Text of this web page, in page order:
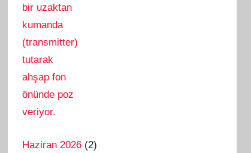
Haziran 2026 (2)